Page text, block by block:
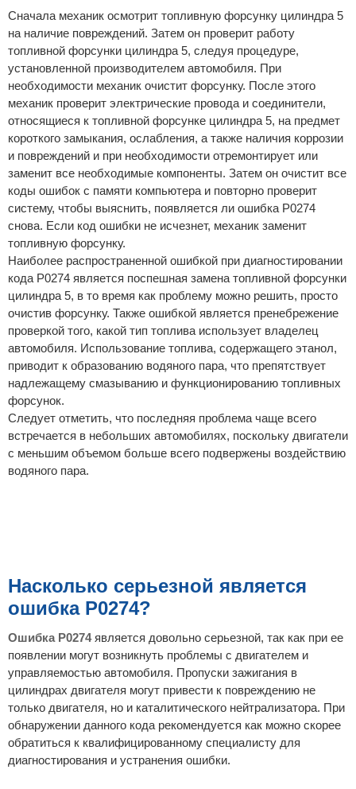
Сначала механик осмотрит топливную форсунку цилиндра 5
на наличие повреждений. Затем он проверит работу
топливной форсунки цилиндра 5, следуя процедуре,
установленной производителем автомобиля. При
необходимости механик очистит форсунку. После этого
механик проверит электрические провода и соединители,
относящиеся к топливной форсунке цилиндра 5, на предмет
короткого замыкания, ослабления, а также наличия коррозии
и повреждений и при необходимости отремонтирует или
заменит все необходимые компоненты. Затем он очистит все
коды ошибок с памяти компьютера и повторно проверит
систему, чтобы выяснить, появляется ли ошибка P0274
снова. Если код ошибки не исчезнет, механик заменит
топливную форсунку.
Наиболее распространенной ошибкой при диагностировании
кода P0274 является поспешная замена топливной форсунки
цилиндра 5, в то время как проблему можно решить, просто
очистив форсунку. Также ошибкой является пренебрежение
проверкой того, какой тип топлива использует владелец
автомобиля. Использование топлива, содержащего этанол,
приводит к образованию водяного пара, что препятствует
надлежащему смазыванию и функционированию топливных
форсунок.
Следует отметить, что последняя проблема чаще всего
встречается в небольших автомобилях, поскольку двигатели
с меньшим объемом больше всего подвержены воздействию
водяного пара.
Насколько серьезной является
ошибка P0274?
Ошибка P0274является довольно серьезной, так как при ее
появлении могут возникнуть проблемы с двигателем и
управляемостью автомобиля. Пропуски зажигания в
цилиндрах двигателя могут привести к повреждению не
только двигателя, но и каталитического нейтрализатора. При
обнаружении данного кода рекомендуется как можно скорее
обратиться к квалифицированному специалисту для
диагностирования и устранения ошибки.